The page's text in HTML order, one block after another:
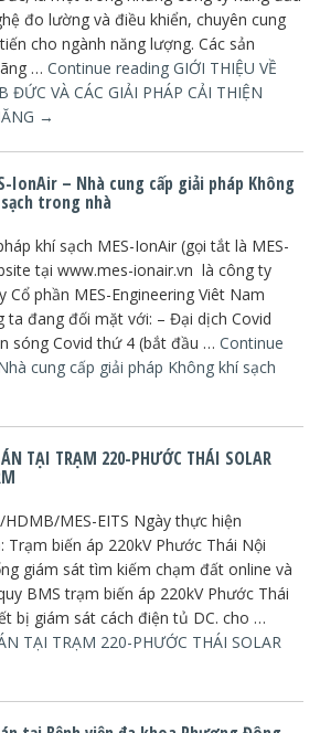
đo lường và điều khiển, chuyên cung
cho ngành năng lượng. Các sản
… Continue reading GIỚI THIỆU VỀ
ĐỨC VÀ CÁC GIẢI PHÁP CẢI THIỆN
→
IonAir – Nhà cung cấp giải pháp Không
trong nhà
khí sạch MES-IonAir (gọi tắt là MES-
tại www.mes-ionair.vn là công ty
Cổ phần MES-Engineering Viêt Nam
ta đang đối mặt với: – Đại dịch Covid
sóng Covid thứ 4 (bắt đầu … Continue
cung cấp giải pháp Không khí sạch
TẠI TRẠM 220-PHƯỚC THÁI SOLAR
MES-EITS Ngày thực hiện
biến áp 220kV Phước Thái Nội
giám sát tìm kiếm chạm đất online và
BMS trạm biến áp 220kV Phước Thái
bị giám sát cách điện tủ DC. cho …
TẠI TRẠM 220-PHƯỚC THÁI SOLAR